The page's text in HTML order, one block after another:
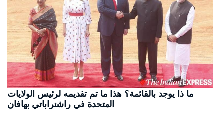
ما ذا يوجد بالقائمة؟ هذا ما تم تقديمه لرئيس الولايات
المتحدة في راشتراباتي بهافان